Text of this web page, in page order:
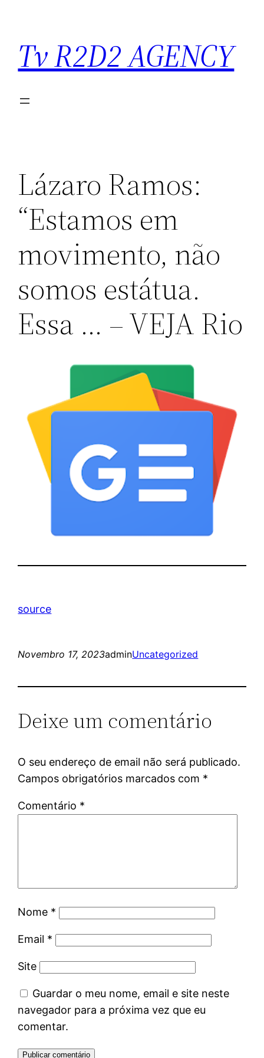
conteúdo
Tv R2D2 AGENCY
Lázaro Ramos:
“Estamos em
movimento, não
somos estátua.
Essa … – VEJA Rio
source
Novembro 17, 2023adminUncategorized
Deixe um comentário
O seu endereço de email não será publicado.
Campos obrigatórios marcados com *
Comentário *
Nome *
Email *
Site
Guardar o meu nome, email e site neste
navegador para a próxima vez que eu
comentar.